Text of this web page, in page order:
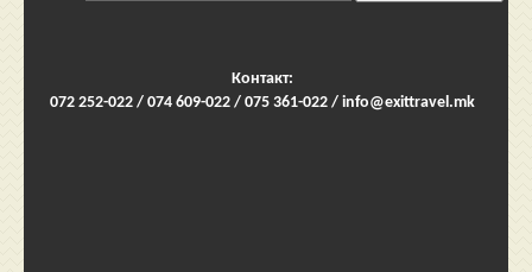
Контакт:
072 252-022 / 074 609-022 / 075 361-022 / info@exittravel.mk